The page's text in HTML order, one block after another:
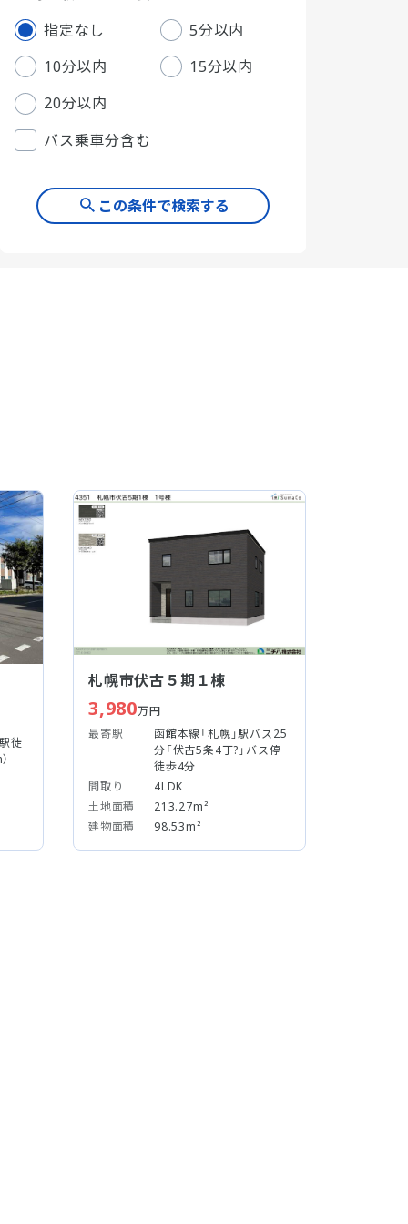
指定なし
5分以内
10分以内
15分以内
20分以内
バス乗車分含む
この条件で検索する
徒
札幌市伏古５期１棟
3,980万円
最寄駅
函館本線「札幌」駅バス25
分「伏古5条4丁?」バス停
徒歩4分
間取り
4LDK
土地面積
213.27m²
建物面積
98.53m²